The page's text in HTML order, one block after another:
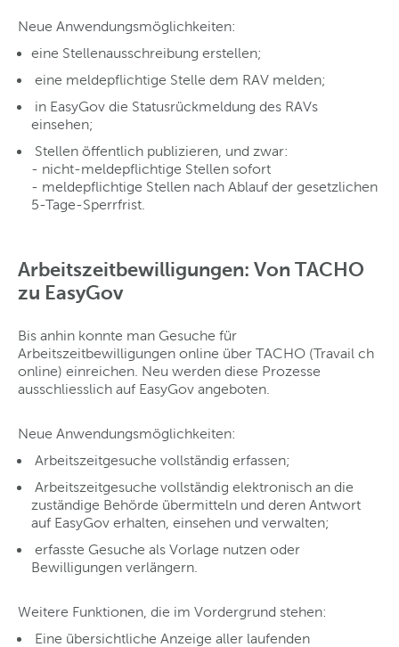
Neue Anwendungsmöglichkeiten:
eine Stellenausschreibung erstellen;
eine meldepflichtige Stelle dem RAV melden;
­ in EasyGov die Statusrückmeldung des RAVs
einsehen;
­ Stellen öffentlich publizieren, und zwar:
- nicht-meldepflichtige Stellen sofort
- meldepflichtige Stellen nach Ablauf der gesetzlichen
5-Tage-Sperrfrist.
Arbeitszeitbewilligungen: Von TACHO
zu EasyGov
Bis anhin konnte man Gesuche für
Arbeitszeitbewilligungen online über TACHO (Travail ch
online) einreichen. Neu werden diese Prozesse
ausschliesslich auf EasyGov angeboten.
Neue Anwendungsmöglichkeiten:
­ Arbeitszeitgesuche vollständig erfassen;
­ Arbeitszeitgesuche vollständig elektronisch an die
zuständige Behörde übermitteln und deren Antwort
auf EasyGov erhalten, einsehen und verwalten;
­ erfasste Gesuche als Vorlage nutzen oder
Bewilligungen verlängern.
Weitere Funktionen, die im Vordergrund stehen:
­ Eine übersichtliche Anzeige aller laufenden